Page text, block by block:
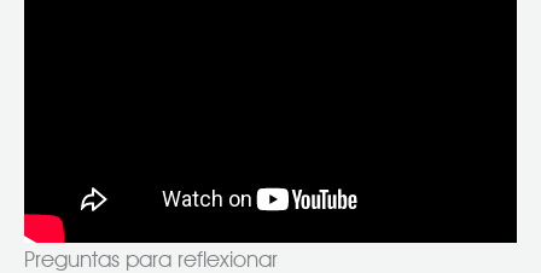
Preguntas para reflexionar